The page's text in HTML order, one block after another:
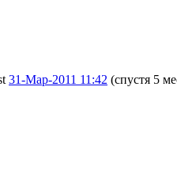
31-Мар-2011 11:42 (спустя 5